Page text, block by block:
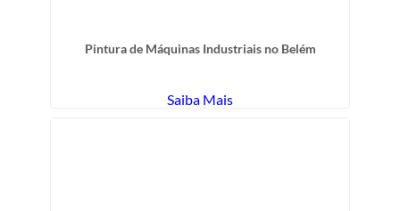
Pintura de Máquinas Industriais no Belém
Saiba Mais